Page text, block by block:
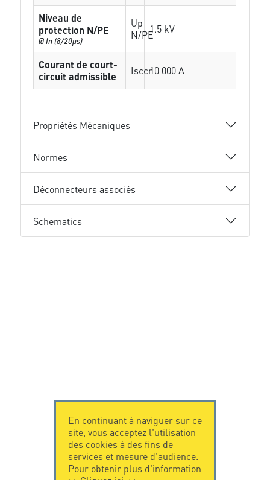
Niveau de
protection N/PE
@ In (8/20µs)
Up
N/PE1.5 kV
Courant de court-
circuit admissible
Isccr10 000 A
Propriétés Mécaniques
Normes
Déconnecteurs associés
Schematics
En continuant à naviguer sur ce
site, vous acceptez l'utilisation
des cookies à des fins de
services et mesure d'audience.
Pour obtenir plus d'information